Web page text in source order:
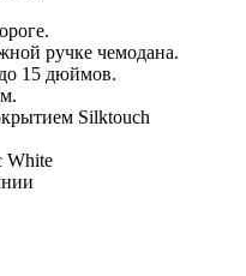
ручке чемодана.
15 дюймов.
Silktouch
White